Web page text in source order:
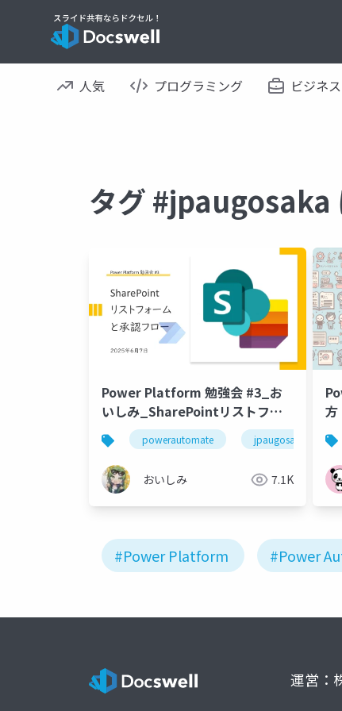
人気 プログラミング ビジネス
タグ #jpaugosaka
Power Platform 勉強会 #3_お
いしみ_SharePointリストフォ
ームと承認フロー
powerautomate jpaugosaka
おいしみ 7.1K
方
#Power Platform #Power
運営：